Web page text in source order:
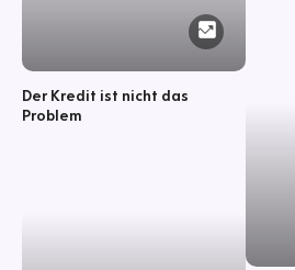
Der Kredit ist nicht das
Problem